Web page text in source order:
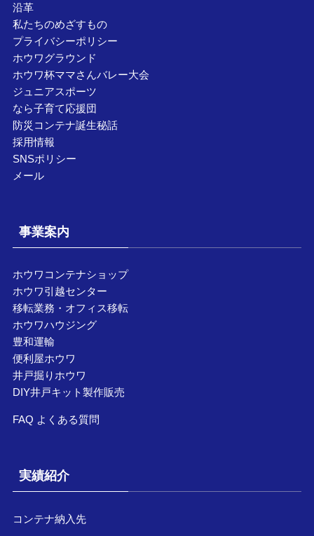
沿革
私たちのめざすもの
プライバシーポリシー
ホウワグラウンド
ホウワ杯ママさんバレー大会
ジュニアスポーツ
なら子育て応援団
防災コンテナ誕生秘話
採用情報
SNSポリシー
メール
事業案内
ホウワコンテナショップ
ホウワ引越センター
移転業務・オフィス移転
ホウワハウジング
豊和運輸
便利屋ホウワ
井戸掘りホウワ
DIY井戸キット製作販売
FAQ よくある質問
実績紹介
コンテナ納入先